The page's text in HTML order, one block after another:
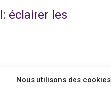
Nous utilisons des cookies
éclairer les